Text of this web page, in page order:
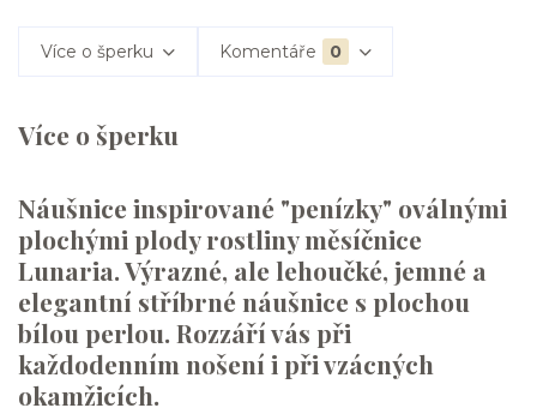
Více o šperku Komentáře 0
Více o šperku
Náušnice inspirované "penízky" oválnými
plochými plody rostliny měsíčnice
Lunaria. Výrazné, ale lehoučké, jemné a
elegantní stříbrné náušnice s plochou
bílou perlou. Rozzáří vás při
každodenním nošení i při vzácných
okamžicích.